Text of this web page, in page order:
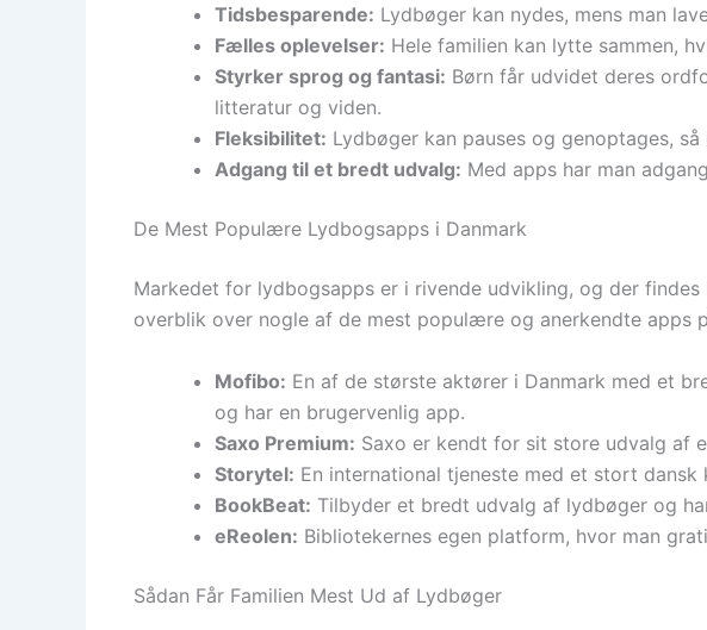
Tidsbesparende: Lydbøger kan nydes, mens man
Fælles oplevelser: Hele familien kan lytte sammen,
Styrker sprog og fantasi: Børn får udvidet deres
litteratur og viden.
Fleksibilitet: Lydbøger kan pauses og genoptages,
Adgang til et bredt udvalg: Med apps har man
De Mest Populære Lydbogsapps i Danmark
Markedet for lydbogsapps er i rivende udvikling, og der
overblik over nogle af de mest populære og anerkendte apps
Mofibo: En af de største aktører i Danmark med et
og har en brugervenlig app.
Saxo Premium: Saxo er kendt for sit store udvalg af
Storytel: En international tjeneste med et stort
BookBeat: Tilbyder et bredt udvalg af lydbøger og
eReolen: Bibliotekernes egen platform, hvor man
Sådan Får Familien Mest Ud af Lydbøger